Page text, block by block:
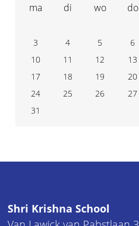
ma
di wo do
3
4 5 6
10
11 12 13
17
18 19 20
24
25 26 27
31
Shri Krishna School